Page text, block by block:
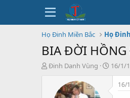
Họ Đinh Miền Bắc Họ
BIA ĐỜI
T
Đinh Danh Vùng
N
g
16/1/
16/